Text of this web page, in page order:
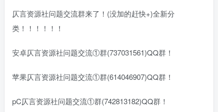
仄言资源社问题交流群来了！(没加的赶快+)全新分
类！！！！！！
安卓仄言资源社问题交流①群(737031561)QQ群！
苹果仄言资源社问题交流①群(614046907)QQ群！
pC仄言资源社问题交流①群(742813182)QQ群！